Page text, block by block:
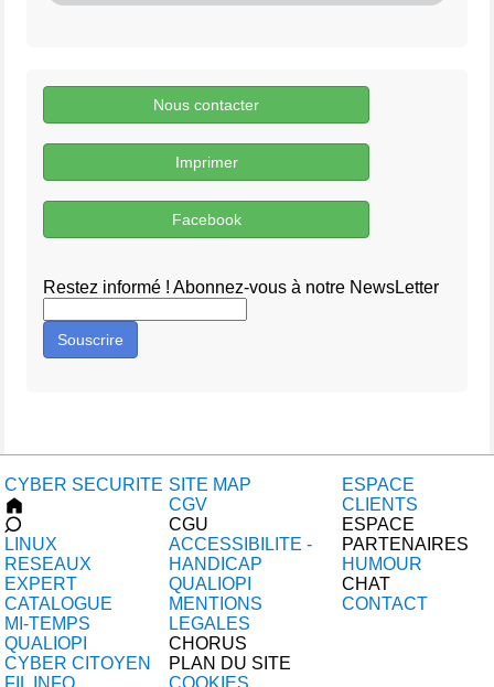
Nous contacter
Imprimer
Facebook
Restez informé ! Abonnez-vous à notre NewsLetter
Souscrire
CYBER SECURITE
LINUX
RESEAUX
EXPERT
CATALOGUE
MI-TEMPS
QUALIOPI
CYBER CITOYEN
FIL INFO
SITE MAP
CGV
CGU
ACCESSIBILITE -
HANDICAP
QUALIOPI
MENTIONS
LEGALES
CHORUS
PLAN DU SITE
COOKIES
ESPACE
CLIENTS
ESPACE
PARTENAIRES
HUMOUR
CHAT
CONTACT